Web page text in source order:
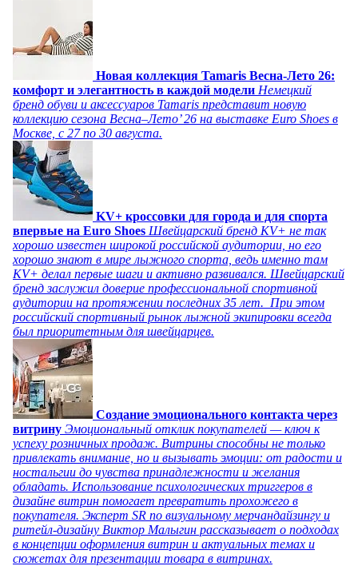
Новая коллекция Tamaris Весна-Лето 26:
комфорт и элегантность в каждой модели Немецкий
бренд обуви и аксессуаров Tamaris представит новую
коллекцию сезона Весна–Лето’ 26 на выставке Euro Shoes в
Москве, с 27 по 30 августа.
KV+ кроссовки для города и для спорта
впервые на Euro Shoes Швейцарский бренд KV+ не так
хорошо известен широкой российской аудитории, но его
хорошо знают в мире лыжного спорта, ведь именно там
KV+ делал первые шаги и активно развивался. Швейцарский
бренд заслужил доверие профессиональной спортивной
аудитории на протяжении последних 35 лет. При этом
российский спортивный рынок лыжной экипировки всегда
был приоритетным для швейцарцев.
Создание эмоционального контакта через
витрину Эмоциональный отклик покупателей — ключ к
успеху розничных продаж. Витрины способны не только
привлекать внимание, но и вызывать эмоции: от радости и
ностальгии до чувства принадлежности и желания
обладать. Использование психологических триггеров в
дизайне витрин помогает превратить прохожего в
покупателя. Эксперт SR по визуальному мерчандайзингу и
ритейл-дизайну Виктор Малыгин рассказывает о подходах
в концепции оформления витрин и актуальных темах и
сюжетах для презентации товара в витринах.